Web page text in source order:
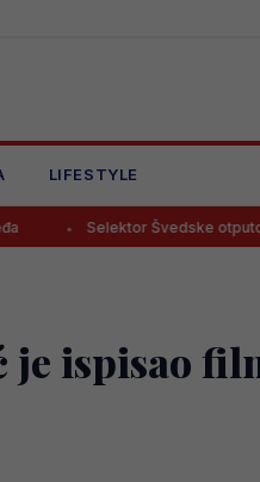
LIFESTYLE
Švedske otputovao “na
ispisao